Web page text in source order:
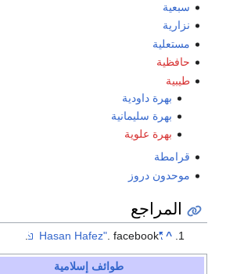
سبعية
نزارية
مستعلية
حافظية
طيبية
بهرة داودية
بهرة سليمانية
بهرة علوية
قرامطة
موحدون دروز
المراجع
^
"Hasan Hafez"
. facebook.
طوائف إسلامية